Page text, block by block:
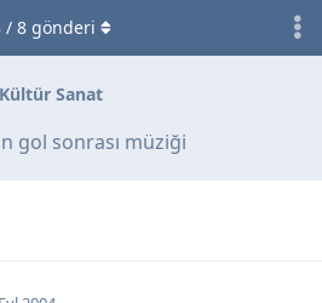
Kültür Sanat
gol sonrası müziği
/ 8gönderi